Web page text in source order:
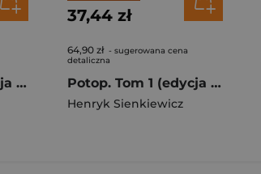
Potop. Tom 1 (edycja kolekcjonerska z barwionymi brzegami)
37,44 zł
64,90 zł - sugerowana cena
detaliczna
Potop. Tom 1 (edycja kolekcjonerska z barwionymi brzegami)
Henryk Sienkiewicz